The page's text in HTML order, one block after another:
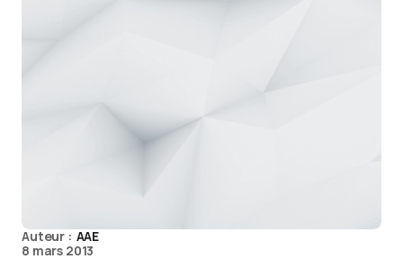
Auteur : AAE
8 mars 2013